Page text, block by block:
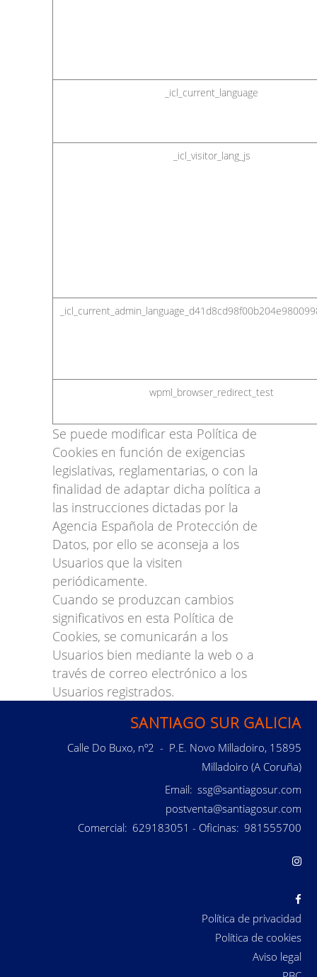
_icl_current_language
_icl_visitor_lang_js
wpml_browser_redirect_test
Se puede modificar esta Política de
Cookies en función de exigencias
legislativas, reglamentarias, o con la
finalidad de adaptar dicha política a
las instrucciones dictadas por la
Agencia Española de Protección de
Datos, por ello se aconseja a los
Usuarios que la visiten
periódicamente.
Cuando se produzcan cambios
significativos en esta Política de
Cookies, se comunicarán a los
Usuarios bien mediante la web o a
través de correo electrónico a los
Usuarios registrados.
SANTIAGO SUR GALICIA
Calle Do Buxo, nº2 - P.E. Novo Milladoiro, 15895
Milladoiro (A Coruña)
Email: ssg@santiagosur.com
postventa@santiagosur.com
Comercial: 629183051 - Oficinas: 981555700
Política de privacidad
Política de cookies
Aviso legal